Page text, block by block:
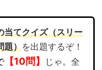
当てクイズ（スリー
題）を出題するぞ！
【10問】
じゃ。全